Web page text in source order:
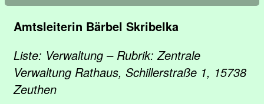
Amtsleiterin Bärbel Skribelka
Liste: Verwaltung – Rubrik: Zentrale
Verwaltung Rathaus, Schillerstraße 1, 15738
Zeuthen